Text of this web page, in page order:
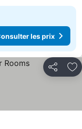
les prix
Partager